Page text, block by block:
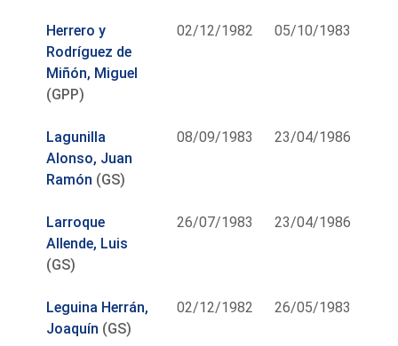
Herrero y
Rodríguez de
Miñón, Miguel
(GPP)
02/12/1982 05/10/1983
Lagunilla
Alonso, Juan
Ramón (GS)
08/09/1983 23/04/1986
Larroque
Allende, Luis
(GS)
26/07/1983 23/04/1986
Leguina Herrán,
Joaquín (GS)
02/12/1982 26/05/1983